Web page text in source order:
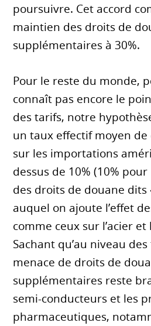
poursuivre. Cet accord
maintien des droits de
supplémentaires à 30%.
Pour le reste du monde,
connaît pas encore le
des tarifs, notre
un taux effectif moyen
sur les importations
dessus de 10% (10%
des droits de douane dits
auquel on ajoute l’effet
comme ceux sur l’acier et
Sachant qu’au niveau
menace de droits de
supplémentaires reste
semi-conducteurs et les
pharmaceutiques,